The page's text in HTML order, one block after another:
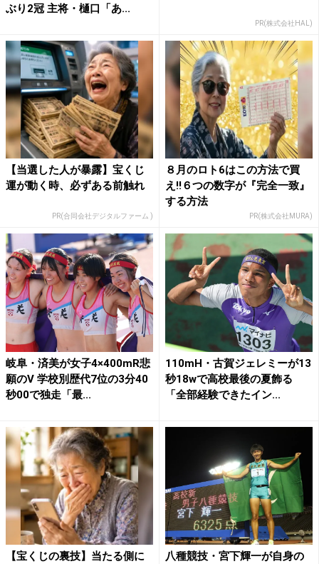
ぶり2冠 主将・樋口「あ...
PR(株式会社HAL)
【当選した人が暴露】宝くじ
運が動く時、必ずある前触れ
PR(合同会社デジタルファーム )
８月のロト6はこの方法で買
え!!６つの数字が『完全一致』
する方法
PR(株式会社MURA)
岐阜・済美が女子4×400mR悲
願のV 学校別歴代7位の3分40
秒00で独走「最...
110mH・古賀ジェレミーが13
秒18wで高校最後の夏飾る
「全部経験できたイン...
【宝くじの裏技】当たる側に
八種競技・宮下輝一が自身の